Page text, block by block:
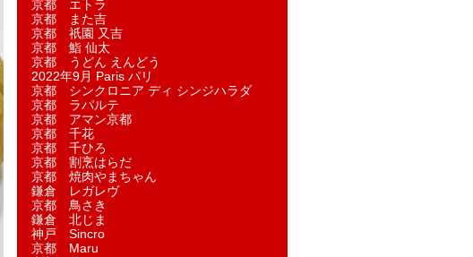
京都 エトラ
京都 また吉
京都 祇園 又吉
京都 鮨 仙太
京都 うどん えんどう
2022年9月 Paris パリ
京都 シンクロニア ディ シンジハラダ
京都 ラパルテ
京都 アマン京都
京都 千花
京都 千ひろ
京都 割烹はらだ
京都 焼肉やまちゃん
鎌倉 レガレヴ
京都 鳥さき
鎌倉 北じま
神戸 Sincro
京都 Maru